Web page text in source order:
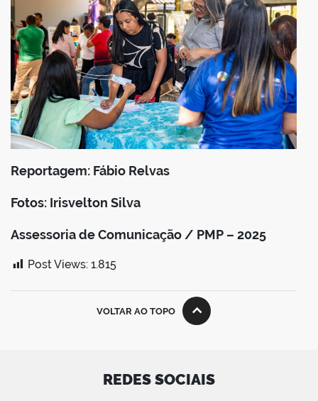
Reportagem: Fábio Relvas
Fotos: Irisvelton Silva
Assessoria de Comunicação / PMP – 2025
Post Views: 1.815
VOLTAR AO TOPO
REDES SOCIAIS